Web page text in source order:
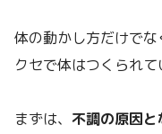
体の動かし方だけで
クセで体はつくられて
まずは、 不調の原因と